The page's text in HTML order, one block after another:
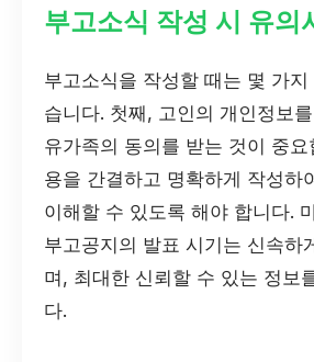
부고소식 작성 시 유의
부고소식을 작성할 때는 몇 가지
습니다. 첫째, 고인의 개인정보
유가족의 동의를 받는 것이 중요
용을 간결하고 명확하게 작성하
이해할 수 있도록 해야 합니다.
부고공지의 발표 시기는 신속하
며, 최대한 신뢰할 수 있는 정보
다.